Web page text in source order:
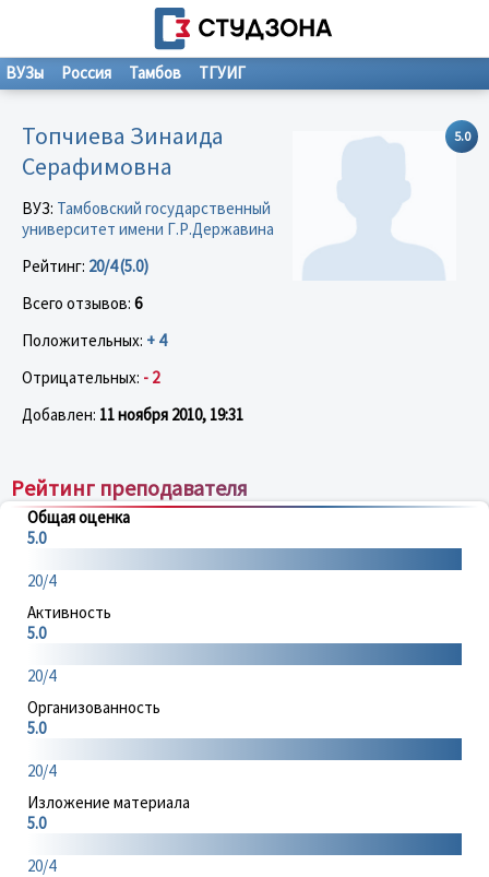
ВУЗы Россия Тамбов ТГУИГ
5.0
Топчиева Зинаида
Серафимовна
ВУЗ: Тамбовский государственный
университет имени Г.Р.Державина
Рейтинг: 20/4 (5.0)
Всего отзывов: 6
Положительных: + 4
Отрицательных: - 2
Добавлен: 11 ноября 2010, 19:31
Рейтинг преподавателя
Общая оценка
5.0
20/4
Активность
5.0
20/4
Организованность
5.0
20/4
Изложение материала
5.0
20/4